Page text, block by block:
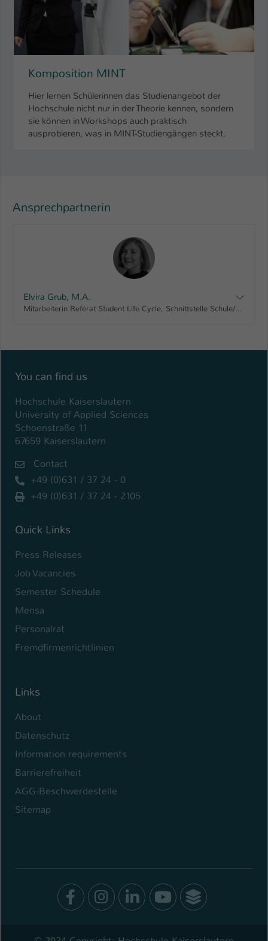
Komposition MINT
Hier lernen Schülerinnen das Studienangebot der
Hochschule nicht nur in der Theorie kennen, sondern
sie können in Workshops auch praktisch
ausprobieren, was in MINT-Studiengängen steckt.
Ansprechpartnerin
Elvira Grub, M.A.
Mitarbeiterin Referat Student Life Cycle, Schnittstelle Schule/Hochschule
You can find us
Hochschule Kaiserslautern
University of Applied Sciences
Schoenstraße 11
67659 Kaiserslautern
Contact
+49 (0)631 / 37 24 - 0
+49 (0)631 / 37 24 - 2105
Quick Links
Press Releases
Job Vacancies
Semester Schedule
Mensa
Personalrat
Fremdfirmenrichtlinien
Links
About
Datenschutz
Information requirements
Barrierefreiheit
AGG-Beschwerdestelle
Sitemap
Facebook
Instagram
LinkedIn
Youtube